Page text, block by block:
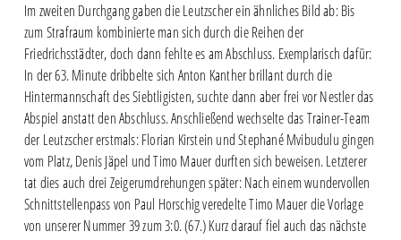
Im zweiten Durchgang gaben die Leutzscher ein ähnliches Bild ab: Bis
zum Strafraum kombinierte man sich durch die Reihen der
Friedrichsstädter, doch dann fehlte es am Abschluss. Exemplarisch dafür:
In der 63. Minute dribbelte sich Anton Kanther brillant durch die
Hintermannschaft des Siebtligisten, suchte dann aber frei vor Nestler das
Abspiel anstatt den Abschluss. Anschließend wechselte das Trainer-Team
der Leutzscher erstmals: Florian Kirstein und Stephané Mvibudulu gingen
vom Platz, Denis Jäpel und Timo Mauer durften sich beweisen. Letzterer
tat dies auch drei Zeigerumdrehungen später: Nach einem wundervollen
Schnittstellenpass von Paul Horschig veredelte Timo Mauer die Vorlage
von unserer Nummer 39 zum 3:0. (67.) Kurz darauf fiel auch das nächste